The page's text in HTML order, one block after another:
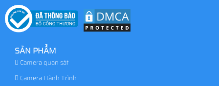
SẢN PHẨM
Camera quan sát
Camera Hành Trình